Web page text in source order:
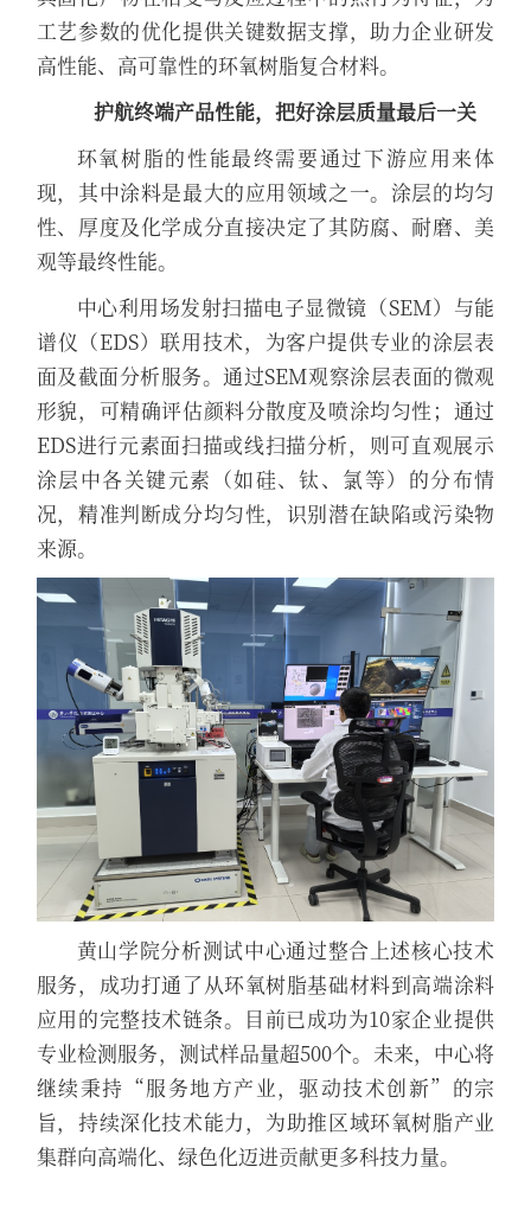
工艺参数的优化提供关键数据支撑，助力企业研发
高性能、高可靠性的环氧树脂复合材料。
护航终端产品性能，把好涂层质量最后一关
环氧树脂的性能最终需要通过下游应用来体
现，其中涂料是最大的应用领域之一。涂层的均匀
性、厚度及化学成分直接决定了其防腐、耐磨、美
观等最终性能。
中心利用场发射扫描电子显微镜（SEM）与能
谱仪（EDS）联用技术，为客户提供专业的涂层表
面及截面分析服务。通过SEM观察涂层表面的微观
形貌，可精确评估颜料分散度及喷涂均匀性；通过
EDS进行元素面扫描或线扫描分析，则可直观展示
涂层中各关键元素（如硅、钛、氯等）的分布情
况，精准判断成分均匀性，识别潜在缺陷或污染物
来源。
黄山学院分析测试中心通过整合上述核心技术
服务，成功打通了从环氧树脂基础材料到高端涂料
应用的完整技术链条。目前已成功为10家企业提供
专业检测服务，测试样品量超500个。未来，中心将
继续秉持“服务地方产业，驱动技术创新”的宗
旨，持续深化技术能力，为助推区域环氧树脂产业
集群向高端化、绿色化迈进贡献更多科技力量。